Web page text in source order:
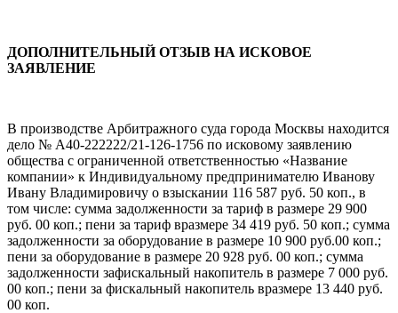
ДОПОЛНИТЕЛЬНЫЙ ОТЗЫВ НА ИСКОВОЕ
ЗАЯВЛЕНИЕ
В производстве Арбитражного суда города Москвы находится
дело № А40-222222/21-126-1756 по исковому заявлению
общества с ограниченной ответственностью «Название
компании» к Индивидуальному предпринимателю Иванову
Ивану Владимировичу о взыскании 116 587 руб. 50 коп., в
том числе: сумма задолженности за тариф в размере 29 900
руб. 00 коп.; пени за тариф вразмере 34 419 руб. 50 коп.; сумма
задолженности за оборудование в размере 10 900 руб.00 коп.;
пени за оборудование в размере 20 928 руб. 00 коп.; сумма
задолженности зафискальный накопитель в размере 7 000 руб.
00 коп.; пени за фискальный накопитель вразмере 13 440 руб.
00 коп.